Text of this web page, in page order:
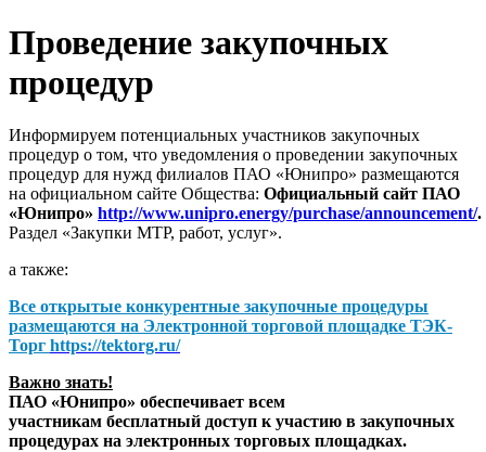
Проведение закупочных
процедур
Информируем потенциальных участников закупочных
процедур о том, что уведомления о проведении закупочных
процедур для нужд филиалов ПАО «Юнипро» размещаются
на официальном сайте Общества: Официальный сайт ПАО
«Юнипро» http://www.unipro.energy/purchase/announcement/.
Раздел «Закупки МТР, работ, услуг».
а также:
Все открытые конкурентные закупочные процедуры
размещаются на Электронной торговой площадке ТЭК-
Торг https://tektorg.ru/
Важно знать!
ПАО «Юнипро» обеспечивает всем
участникам бесплатный доступ к участию в закупочных
процедурах на электронных торговых площадках.